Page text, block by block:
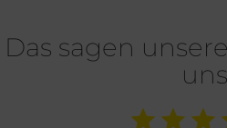
Das sagen
uns